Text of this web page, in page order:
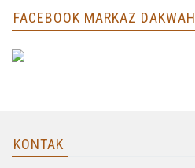
FACEBOOK MARKAZ DAKWAH
KONTAK